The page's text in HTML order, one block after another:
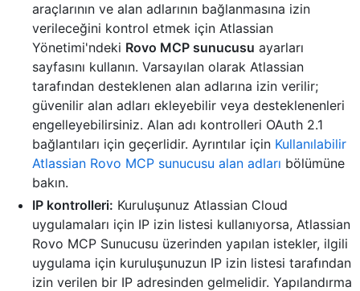
araçlarının ve alan adlarının bağlanmasına izin
verileceğini kontrol etmek için Atlassian
Yönetimi'ndeki Rovo MCP sunucusu ayarları
sayfasını kullanın. Varsayılan olarak Atlassian
tarafından desteklenen alan adlarına izin verilir;
güvenilir alan adları ekleyebilir veya desteklenenleri
engelleyebilirsiniz. Alan adı kontrolleri OAuth 2.1
bağlantıları için geçerlidir. Ayrıntılar için Kullanılabilir
Atlassian Rovo MCP sunucusu alan adları bölümüne
bakın.
IP kontrolleri: Kuruluşunuz Atlassian Cloud
uygulamaları için IP izin listesi kullanıyorsa, Atlassian
Rovo MCP Sunucusu üzerinden yapılan istekler, ilgili
uygulama için kuruluşunuzun IP izin listesi tarafından
izin verilen bir IP adresinden gelmelidir. Yapılandırma